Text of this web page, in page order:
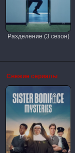
Разделение (3 сезон)
Свежие сериалы